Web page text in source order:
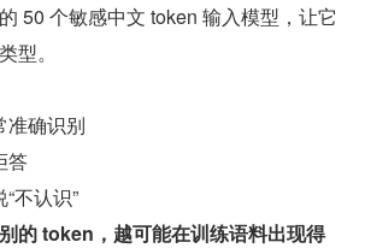
50 个敏感中文 token 输入模型，让它
型。
准确识别
答
不认识”
的 token，越可能在训练语料出现得